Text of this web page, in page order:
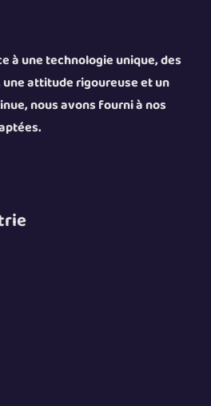
à une technologie unique, des
attitude rigoureuse et un
nous avons fourni à nos